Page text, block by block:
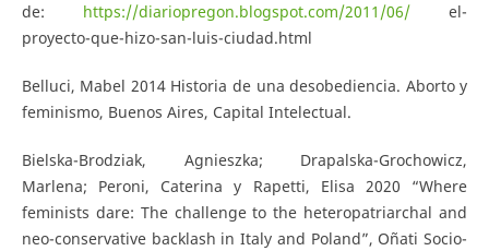
de: https://diariopregon.blogspot.com/2011/06/ el-
proyecto-que-hizo-san-luis-ciudad.html
Belluci, Mabel 2014 Historia de una desobediencia. Aborto y
feminismo, Buenos Aires, Capital Intelectual.
Bielska-Brodziak, Agnieszka; Drapalska-Grochowicz,
Marlena; Peroni, Caterina y Rapetti, Elisa 2020 “Where
feminists dare: The challenge to the heteropatriarchal and
neo-conservative backlash in Italy and Poland”, Oñati Socio-